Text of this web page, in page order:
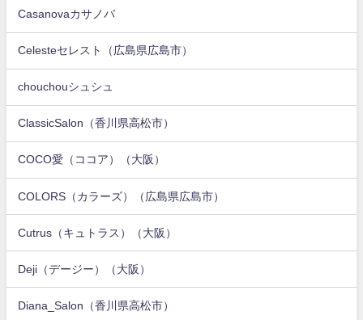
Casanovaカサノバ
Celesteセレスト（広島県広島市）
chouchouシュシュ
ClassicSalon（香川県高松市）
COCO愛（ココア）（大阪）
COLORS（カラーズ）（広島県広島市）
Cutrus（キュトラス）（大阪）
Deji（デージー）（大阪）
Diana_Salon（香川県高松市）